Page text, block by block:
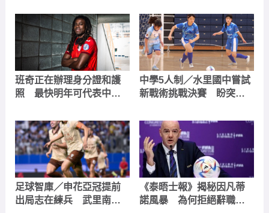
包容性舞台
班奇正在辦理身分證和護
照 最快明年可代表中華
中學5人制／水里國中嘗試
新戰術挑戰決賽 盼突破
足球智庫／申花亞冠提前
出局志在練兵 武里南拼
《泰晤士報》揭秘因凡蒂
諾風暴 為何拒絕辭職？